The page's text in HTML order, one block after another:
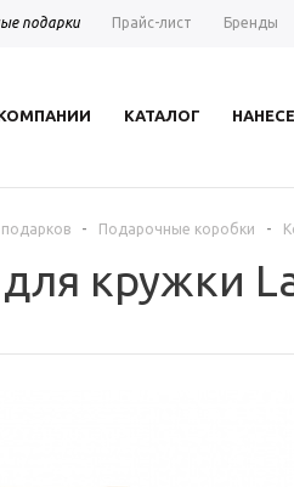
подарки Прайс-лист Бренды
КАТАЛОГ
- Подарочные коробки -
кружки